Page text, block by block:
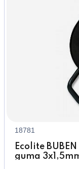
18781
Ecolite
guma